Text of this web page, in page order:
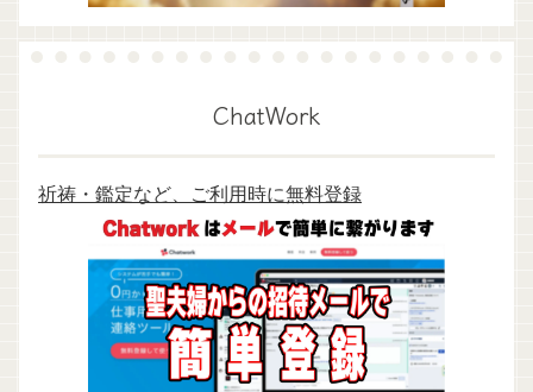
ChatWork
祈祷・鑑定など、ご利用時に無料登録